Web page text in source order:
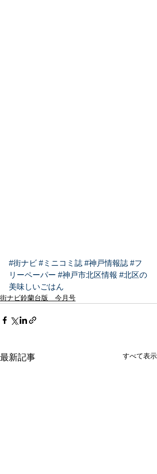
#街ナビ #ミニコミ誌 #神戸情報誌 #フ
リーペーパー #神戸市北区情報 #北区の
美味しいごはん
街ナビ鈴蘭台版 今月号
最新記事 すべて表示